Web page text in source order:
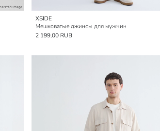
XSIDE
Мешковатые джинсы для мужчин
2 199,00 RUB